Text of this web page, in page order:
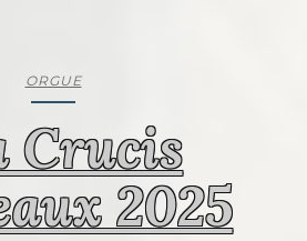
ORGUE
Crucis
2025